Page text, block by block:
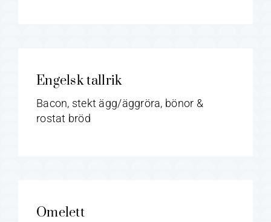
Engelsk tallrik
Bacon, stekt ägg/äggröra, bönor &
rostat bröd
Omelett